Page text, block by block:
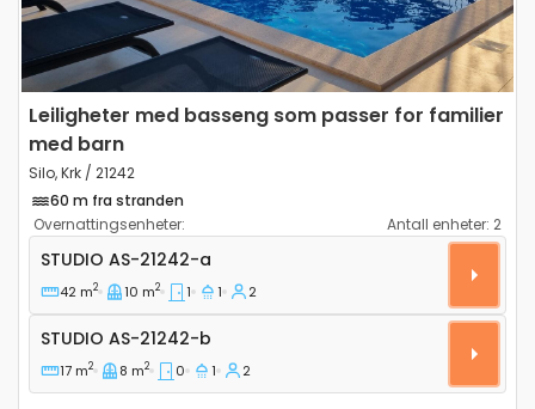
Leiligheter med basseng som passer for familier
med barn
Silo, Krk / 21242
60 m fra stranden
Overnattingsenheter:
Antall enheter: 2
Leilighet studio Silo, Krk AS-21242-a
STUDIO AS-21242-a
42 m2 10 m2 1 1 2
Studio AS-21242-b
STUDIO AS-21242-b
17 m2 8 m2 0 1 2